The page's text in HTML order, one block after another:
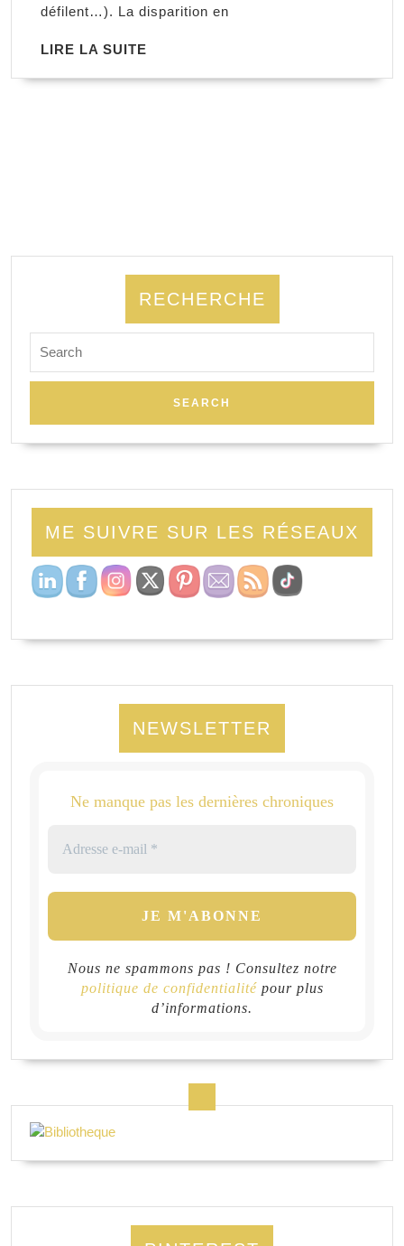
défilent…). La disparition en
LIRE LA SUITE
RECHERCHE
for:
ME SUIVRE SUR LES RÉSEAUX
NEWSLETTER
Ne manque pas les dernières chroniques
Nous ne spammons pas ! Consultez notre
politique de confidentialitépour plus
d’informations.